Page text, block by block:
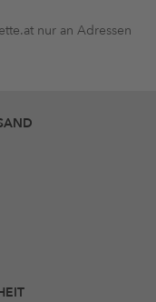
nur an Adressen